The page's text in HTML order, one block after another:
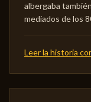
albergaba
mediados de los
Leer la historia